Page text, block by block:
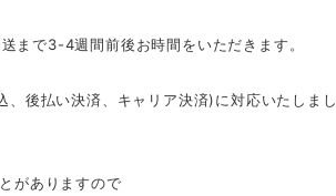
まで3-4週間前後お時間をいただきます。
後払い決済、キャリア決済)に対応いたしまし
がありますので